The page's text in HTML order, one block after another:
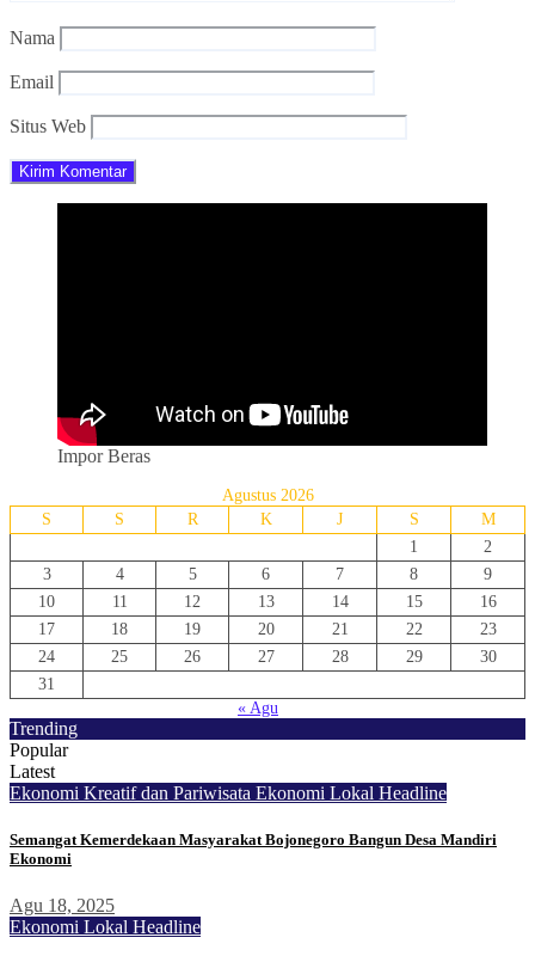
Nama
Email
Situs Web
Impor Beras
Agustus 2026
S
S R K J S
M
1
2
3
4 5 6 7 8
9
10
11 12 13 14 15
16
17
18 19 20 21 22
23
24
25 26 27 28 29
30
31
« Agu
Trending
Popular
Latest
Ekonomi Kreatif dan Pariwisata Ekonomi Lokal Headline
Semangat Kemerdekaan Masyarakat Bojonegoro Bangun Desa Mandiri
Ekonomi
Agu 18, 2025
Ekonomi Lokal Headline